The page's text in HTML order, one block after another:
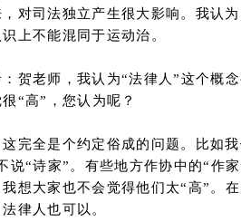
，对司法独立产生很大影响。我认
上不能混同于运动治。
老师，我认为“法律人”这个概念
“高”，您认为呢？
全是个约定俗成的问题。比如我
说“诗家”。有些地方作协中的“作
想大家也不会觉得他们太“高”。
律人也可以。